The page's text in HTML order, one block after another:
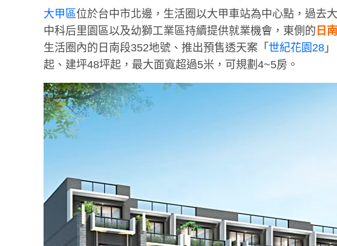
大甲區位於台中市北邊，生活圈以大甲車站為中心點，過去
中科后里園區以及幼獅工業區持續提供就業機會，東側的 日
生活圈內的日南段352地號、推出預售透天案「 世紀花園28
起、建坪48坪起，最大面寬超過5米，可規劃4~5房。